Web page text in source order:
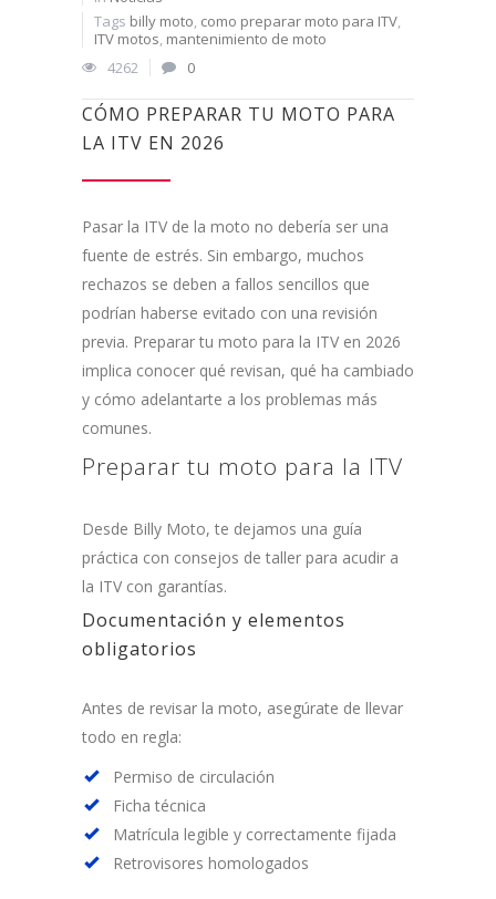
Tags billy moto, como preparar moto para ITV,
ITV motos, mantenimiento de moto
4262
0
CÓMO PREPARAR TU MOTO PARA
LA ITV EN 2026
Pasar la ITV de la moto no debería ser una
fuente de estrés. Sin embargo, muchos
rechazos se deben a fallos sencillos que
podrían haberse evitado con una revisión
previa. Preparar tu moto para la ITV en 2026
implica conocer qué revisan, qué ha cambiado
y cómo adelantarte a los problemas más
comunes.
Preparar tu moto para la ITV
Desde Billy Moto, te dejamos una guía
práctica con consejos de taller para acudir a
la ITV con garantías.
Documentación y elementos
obligatorios
Antes de revisar la moto, asegúrate de llevar
todo en regla:
Permiso de circulación
Ficha técnica
Matrícula legible y correctamente fijada
Retrovisores homologados